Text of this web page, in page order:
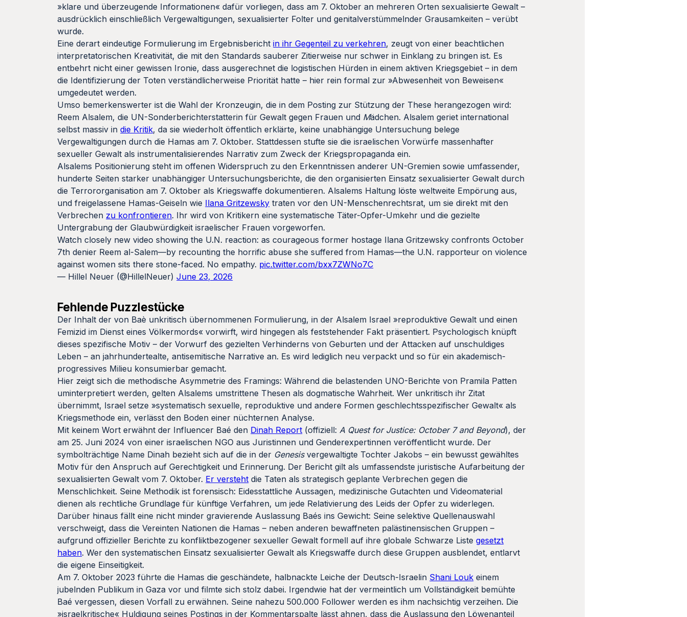
»klare und überzeugende Informationen« dafür vorliegen, dass am 7. Oktober an mehreren Orten sexualisierte Gewalt –
ausdrücklich einschließlich Vergewaltigungen, sexualisierter Folter und genitalverstümmelnder Grausamkeiten – verübt
wurde.
Eine derart eindeutige Formulierung im Ergebnisberichtin ihr Gegenteil zu verkehren, zeugt von einer beachtlichen
interpretatorischen Kreativität, die mit den Standards sauberer Zitierweise nur schwer in Einklang zu bringen ist. Es
entbehrt nicht einer gewissen Ironie, dass ausgerechnet die logistischen Hürden in einem aktiven Kriegsgebiet – in dem
die Identifizierung der Toten verständlicherweise Priorität hatte – hier rein formal zur »Abwesenheit von Beweisen«
umgedeutet werden.
Umso bemerkenswerter ist die Wahl der Kronzeugin, die in dem Posting zur Stützung der These herangezogen wird:
Reem Alsalem, die UN-Sonderberichterstatterin für Gewalt gegen Frauen und Mädchen. Alsalem geriet international
selbst massiv indie Kritik, da sie wiederholt öffentlich erklärte, keine unabhängige Untersuchung belege
Vergewaltigungen durch die Hamas am 7. Oktober. Stattdessen stufte sie die israelischen Vorwürfe massenhafter
sexueller Gewalt als instrumentalisierendes Narrativ zum Zweck der Kriegspropaganda ein.
Alsalems Positionierung steht im offenen Widerspruch zu den Erkenntnissen anderer UN-Gremien sowie umfassender,
hunderte Seiten starker unabhängiger Untersuchungsberichte, die den organisierten Einsatz sexualisierter Gewalt durch
die Terrororganisation am 7. Oktober als Kriegswaffe dokumentieren. Alsalems Haltung löste weltweite Empörung aus,
und freigelassene Hamas-Geiseln wie Ilana Gritzewsky traten vor den UN-Menschenrechtsrat, um sie direkt mit den
Verbrechen zu konfrontieren. Ihr wird von Kritikern eine systematische Täter-Opfer-Umkehr und die gezielte
Untergrabung der Glaubwürdigkeit israelischer Frauen vorgeworfen.
Watch closely new video showing the U.N. reaction: as courageous former hostage Ilana Gritzewsky confronts October
7th denier Reem al-Salem—by recounting the horrific abuse she suffered from Hamas—the U.N. rapporteur on violence
against women sits there stone-faced. No empathy. pic.twitter.com/bxx7ZWNo7C
— Hillel Neuer (@HillelNeuer)June 23, 2026
Fehlende Puzzlestücke
Der Inhalt der von Baè unkritisch übernommenen Formulierung, in der Alsalem Israel »reproduktive Gewalt und einen
Femizid im Dienst eines Völkermords« vorwirft, wird hingegen als feststehender Fakt präsentiert. Psychologisch knüpft
dieses spezifische Motiv – der Vorwurf des gezielten Verhinderns von Geburten und der Attacken auf unschuldiges
Leben – an jahrhundertealte, antisemitische Narrative an. Es wird lediglich neu verpackt und so für ein akademisch-
progressives Milieu konsumierbar gemacht.
Hier zeigt sich die methodische Asymmetrie des Framings: Während die belastenden UNO-Berichte von Pramila Patten
uminterpretiert werden, gelten Alsalems umstrittene Thesen als dogmatische Wahrheit. Wer unkritisch ihr Zitat
übernimmt, Israel setze »systematisch sexuelle, reproduktive und andere Formen geschlechtsspezifischer Gewalt« als
Kriegsmethode ein, verlässt den Boden einer nüchternen Analyse.
Mit keinem Wort erwähnt der Influencer Baé den Dinah Report (offiziell: A Quest for Justice: October 7 and Beyond), der
am 25. Juni 2024 von einer israelischen NGO aus Juristinnen und Genderexpertinnen veröffentlicht wurde. Der
symbolträchtige Name Dinah bezieht sich auf die in der Genesisvergewaltigte Tochter Jakobs – ein bewusst gewähltes
Motiv für den Anspruch auf Gerechtigkeit und Erinnerung. Der Bericht gilt als umfassendste juristische Aufarbeitung der
sexualisierten Gewalt vom 7. Oktober. Er versteht die Taten als strategisch geplante Verbrechen gegen die
Menschlichkeit. Seine Methodik ist forensisch: Eidesstattliche Aussagen, medizinische Gutachten und Videomaterial
dienen als rechtliche Grundlage für künftige Verfahren, um jede Relativierung des Leids der Opfer zu widerlegen.
Darüber hinaus fällt eine nicht minder gravierende Auslassung Baés ins Gewicht: Seine selektive Quellenauswahl
verschweigt, dass die Vereinten Nationen die Hamas – neben anderen bewaffneten palästinensischen Gruppen –
aufgrund offizieller Berichte zu konfliktbezogener sexueller Gewalt formell auf ihre globale Schwarze Listegesetzt
haben. Wer den systematischen Einsatz sexualisierter Gewalt als Kriegswaffe durch diese Gruppen ausblendet, entlarvt
die eigene Einseitigkeit.
Am 7. Oktober 2023 führte die Hamas die geschändete, halbnackte Leiche der Deutsch-Israelin Shani Louk einem
jubelnden Publikum in Gaza vor und filmte sich stolz dabei. Irgendwie hat der vermeintlich um Vollständigkeit bemühte
Baé vergessen, diesen Vorfall zu erwähnen. Seine nahezu 500.000 Follower werden es ihm nachsichtig verzeihen. Die
»israelkritische« Huldigung seines Postings in der Kommentarspalte lässt ahnen, dass die Auslassung den Löwenanteil